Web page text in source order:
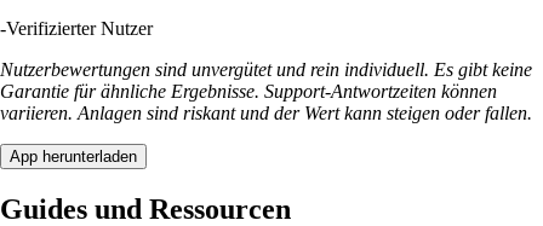
-Verifizierter Nutzer
Nutzerbewertungen sind unvergütet und rein individuell. Es gibt keine
Garantie für ähnliche Ergebnisse. Support-Antwortzeiten können
variieren. Anlagen sind riskant und der Wert kann steigen oder fallen.
App herunterladen
Guides und Ressourcen